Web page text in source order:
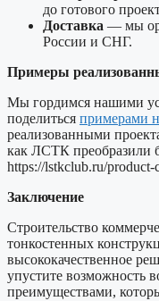
до готового
Доставка — мы
России и СНГ.
Примеры
Мы гордимся нашими
поделиться примерами
реализованными
как ЛСТК преобразили
https://lstkclub.ru/product-
Заключение
Строительство
тонкостенных
высококачественное
упустите возможность
преимуществами,